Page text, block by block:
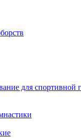
для спортивной